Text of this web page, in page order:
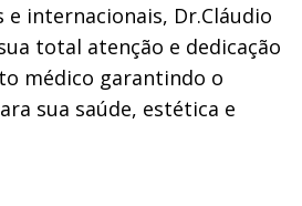
internacionais, Dr.Cláudio
total atenção e dedicação
médico garantindo o
sua saúde, estética e